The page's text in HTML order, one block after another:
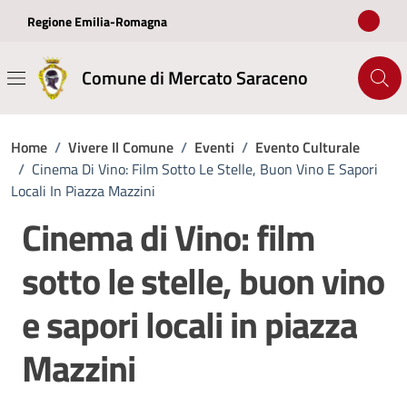
Regione Emilia-Romagna
Comune di Mercato Saraceno
Home / Vivere Il Comune / Eventi / Evento Culturale
/ Cinema Di Vino: Film Sotto Le Stelle, Buon Vino E Sapori
Locali In Piazza Mazzini
Cinema di Vino: film
sotto le stelle, buon vino
e sapori locali in piazza
Mazzini